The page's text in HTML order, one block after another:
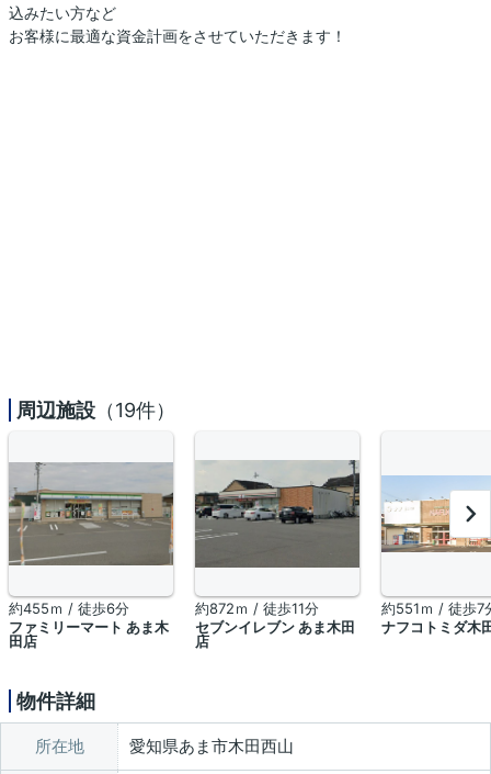
込みたい方など
お客様に最適な資金計画をさせていただきます！
周辺施設 （19件）
約455ｍ / 徒歩6分
ファミリーマート あま木
田店
約872ｍ / 徒歩11分
セブンイレブン あま木田
店
約551ｍ / 徒歩7
ナフコトミダ木
物件詳細
所在地 愛知県あま市木田西山